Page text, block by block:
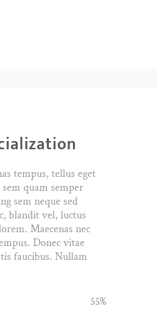
tempus, tellus eget
quam semper
sem neque sed
blandit vel, luctus
Maecenas nec
Donec vitae
faucibus. Nullam
55%